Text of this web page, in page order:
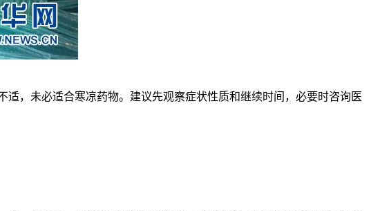
，未必适合寒凉药物。建议先观察症状性质和继续时间，必要时咨询医